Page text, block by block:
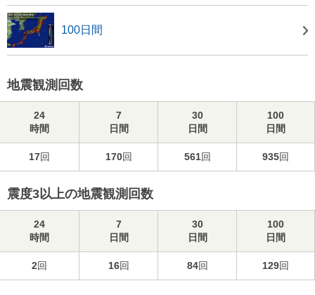
100日間
地震観測回数
24
時間
7
日間
30
日間
100
日間
17回 170回 561回 935回
震度3以上の地震観測回数
24
時間
7
日間
30
日間
100
日間
2回 16回 84回 129回